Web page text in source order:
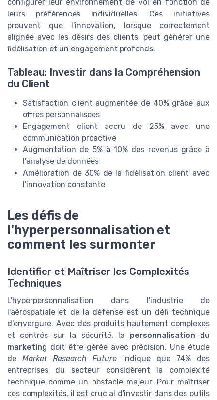
configurer leur environnement de vol en fonction de
leurs préférences individuelles. Ces initiatives
prouvent que l'innovation, lorsque correctement
alignée avec les désirs des clients, peut générer une
fidélisation et un engagement profonds.
Tableau: Investir dans la Compréhension
du Client
Satisfaction client augmentée de 40% grâce aux
offres personnalisées
Engagement client accru de 25% avec une
communication proactive
Augmentation de 5% à 10% des revenus grâce à
l'analyse de données
Amélioration de 30% de la fidélisation client avec
l'innovation constante
Les défis de
l'hyperpersonnalisation et
comment les surmonter
Identifier et Maîtriser les Complexités
Techniques
L'hyperpersonnalisation dans l'industrie de
l'aérospatiale et de la défense est un défi technique
d'envergure. Avec des produits hautement complexes
et centrés sur la sécurité, la personnalisation du
marketing doit être gérée avec précision. Une étude
deMarket Research Future indique que 74% des
entreprises du secteur considèrent la complexité
technique comme un obstacle majeur. Pour maîtriser
ces complexités, il est crucial d'investir dans des outils